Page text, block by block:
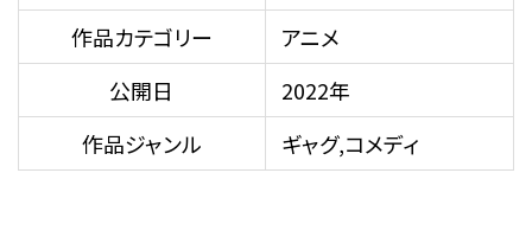
作品カテゴリー
アニメ
公開日
2022年
作品ジャンル
ギャグ,コメディ